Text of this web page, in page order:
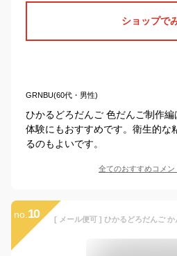
ショップで
GRNBU(60代・男性)
ひかるどろだんご 色だんご制作
体験にもおすすめです。衛生的な
るのもよいです。
全てのおすすめコメン
no. 10